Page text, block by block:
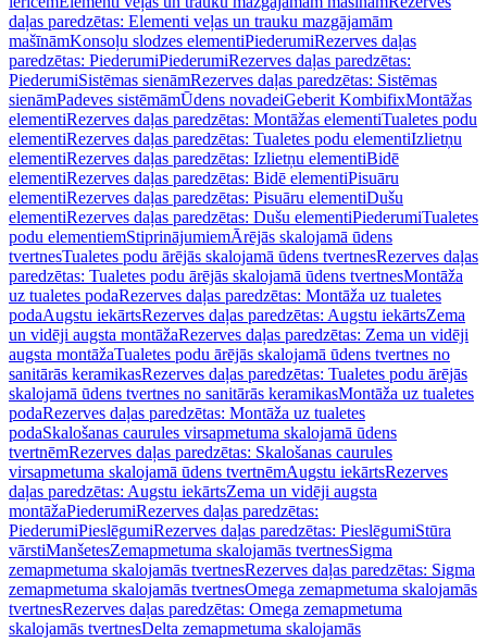
daļas paredzētas: Elementi veļas un trauku mazgājamām
mašīnāmKonsoļu slodzes elementiPiederumiRezerves daļas
paredzētas: PiederumiPiederumiRezerves daļas paredzētas:
PiederumiSistēmas sienāmRezerves daļas paredzētas: Sistēmas
sienāmPadeves sistēmāmŪdens novadeiGeberit KombifixMontāžas
elementiRezerves daļas paredzētas: Montāžas elementiTualetes podu
elementiRezerves daļas paredzētas: Tualetes podu elementiIzlietņu
elementiRezerves daļas paredzētas: Izlietņu elementiBidē
elementiRezerves daļas paredzētas: Bidē elementiPisuāru
elementiRezerves daļas paredzētas: Pisuāru elementiDušu
elementiRezerves daļas paredzētas: Dušu elementiPiederumiTualetes
podu elementiemStiprinājumiemĀrējās skalojamā ūdens
tvertnesTualetes podu ārējās skalojamā ūdens tvertnesRezerves daļas
paredzētas: Tualetes podu ārējās skalojamā ūdens tvertnesMontāža
uz tualetes podaRezerves daļas paredzētas: Montāža uz tualetes
podaAugstu iekārtsRezerves daļas paredzētas: Augstu iekārtsZema
un vidēji augsta montāžaRezerves daļas paredzētas: Zema un vidēji
augsta montāžaTualetes podu ārējās skalojamā ūdens tvertnes no
sanitārās keramikasRezerves daļas paredzētas: Tualetes podu ārējās
skalojamā ūdens tvertnes no sanitārās keramikasMontāža uz tualetes
podaRezerves daļas paredzētas: Montāža uz tualetes
podaSkalošanas caurules virsapmetuma skalojamā ūdens
tvertnēmRezerves daļas paredzētas: Skalošanas caurules
virsapmetuma skalojamā ūdens tvertnēmAugstu iekārtsRezerves
daļas paredzētas: Augstu iekārtsZema un vidēji augsta
montāžaPiederumiRezerves daļas paredzētas:
PiederumiPieslēgumiRezerves daļas paredzētas: PieslēgumiStūra
vārstiManšetesZemapmetuma skalojamās tvertnesSigma
zemapmetuma skalojamās tvertnesRezerves daļas paredzētas: Sigma
zemapmetuma skalojamās tvertnesOmega zemapmetuma skalojamās
tvertnesRezerves daļas paredzētas: Omega zemapmetuma
skalojamās tvertnesDelta zemapmetuma skalojamās